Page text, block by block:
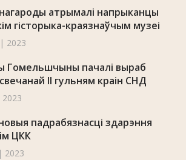
атрымалі напрыканцы
гісторыка-краязнаўчым музеі
2023
Гомельшчыны пачалі выраб
II гульням краін СНД
падрабязнасці здарэння
ЦКК
2023